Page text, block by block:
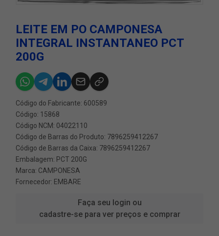
LEITE EM PO CAMPONESA
INTEGRAL INSTANTANEO PCT
200G
Código do Fabricante: 600589
Código: 15868
Código NCM: 04022110
Código de Barras do Produto: 7896259412267
Código de Barras da Caixa: 7896259412267
Embalagem: PCT 200G
Marca: CAMPONESA
Fornecedor: EMBARE
Faça seu login ou
cadastre-se para ver preços e comprar